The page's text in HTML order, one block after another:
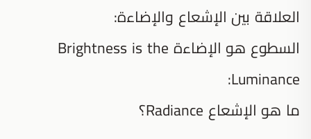
العلاقة بين الإشعاع والإضاءة:
السطوع هو الإضاءة Brightness is the
Luminance:
ما هو الإشعاع Radiance؟